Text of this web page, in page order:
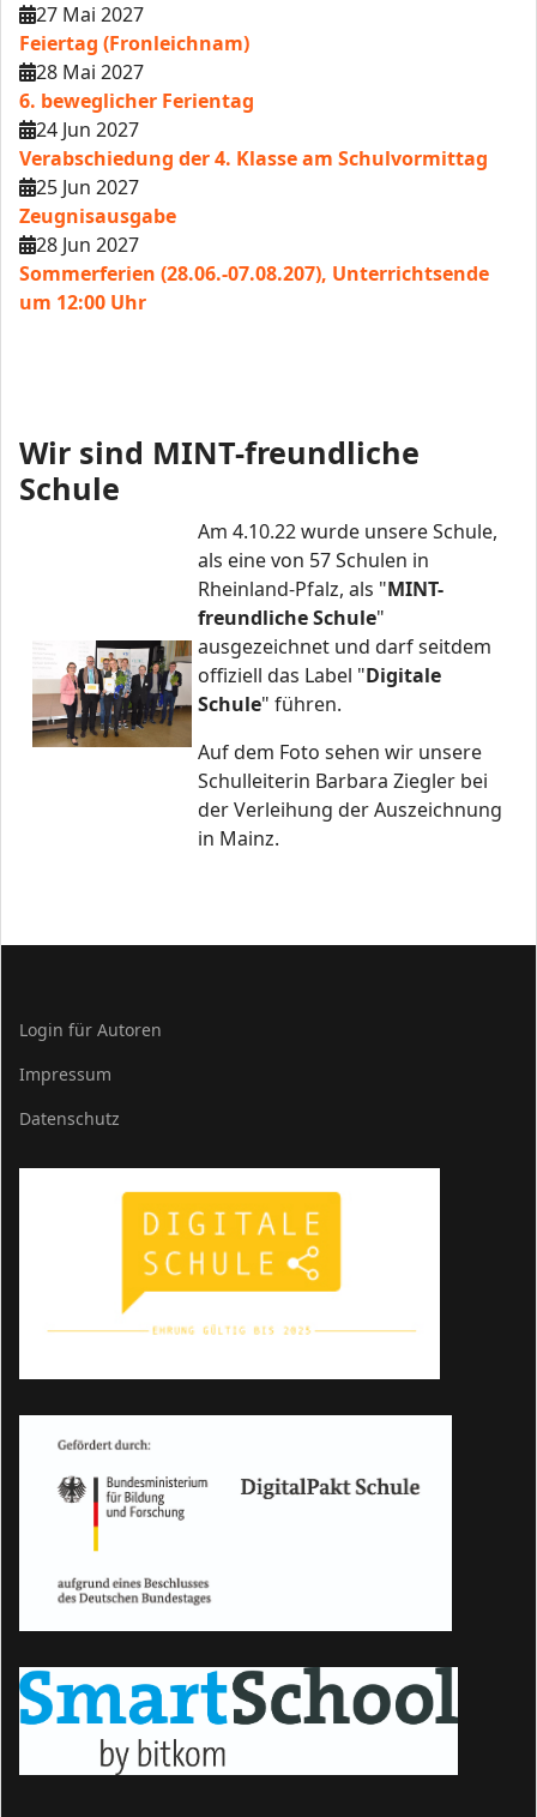
27 Mai 2027
Feiertag (Fronleichnam)
28 Mai 2027
6. beweglicher Ferientag
24 Jun 2027
Verabschiedung der 4. Klasse am Schulvormittag
25 Jun 2027
Zeugnisausgabe
28 Jun 2027
Sommerferien (28.06.-07.08.207), Unterrichtsende
um 12:00 Uhr
Wir sind MINT-freundliche
Schule
Am 4.10.22 wurde unsere Schule,
als eine von 57 Schulen in
Rheinland-Pfalz, als "MINT-
freundliche Schule"
ausgezeichnet und darf seitdem
offiziell das Label "Digitale
Schule" führen.
Auf dem Foto sehen wir unsere
Schulleiterin Barbara Ziegler bei
der Verleihung der Auszeichnung
in Mainz.
Login für Autoren
Impressum
Datenschutz